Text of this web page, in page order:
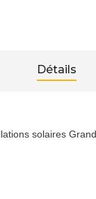
Détails
solaires